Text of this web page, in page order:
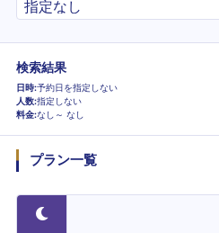
検索結果
日時 予約日を指定しない
人数 指定しない
料金 なし～ なし
プラン一覧